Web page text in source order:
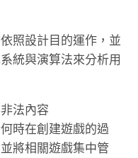
照設計目的運作，並
統與演算法來分析用
法內容
時在創建遊戲的過
將相關遊戲集中管